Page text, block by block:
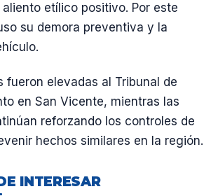
etílico positivo. Por este
su demora preventiva y la
fueron elevadas al Tribunal de
en San Vicente, mientras las
reforzando los controles de
hechos similares en la región.
INTERESAR